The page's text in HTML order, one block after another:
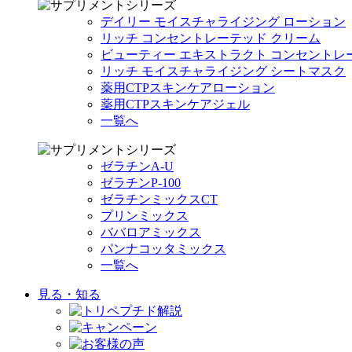
デイリー モイスチャライジング ローション
リッチ コンセントレーテッド クリーム
ビューティー エキストラクト コンセントレ
リッチ モイスチャライジング シートマスク
薬用CTPスキンケアローション
薬用CTPスキンケアジェル
一覧へ
ゼラチンA-U
ゼラチンP-100
ゼラチンミックスCT
プリンミックス
ババロアミックス
パンナコッタミックス
一覧へ
見る・知る